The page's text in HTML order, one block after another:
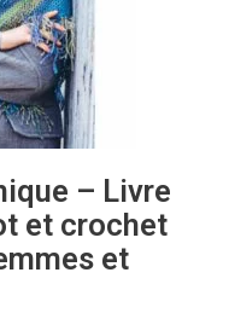
– Livre
et crochet
et